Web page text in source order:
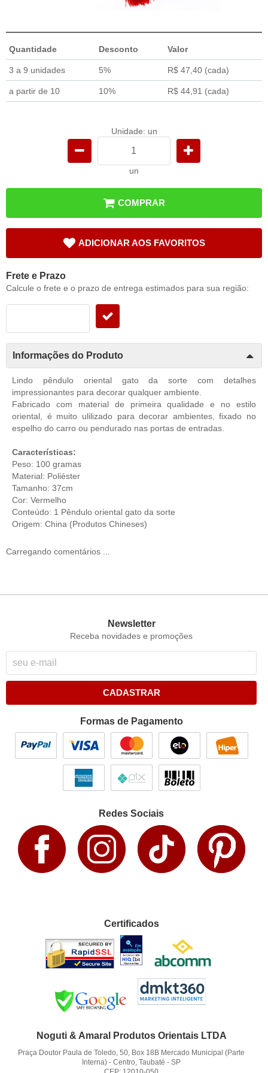
Quantidade Desconto Valor
3 a 9 unidades 5% R$ 47,40 (cada)
a partir de 10 10% R$ 44,91 (cada)
Unidade: un
un
COMPRAR
ADICIONAR AOS FAVORITOS
Frete e Prazo
Calcule o frete e o prazo de entrega estimados para sua região:
Informações do Produto
Lindo pêndulo oriental gato da sorte com detalhes
impressionantes para decorar qualquer ambiente.
Fabricado com material de primeira qualidade e no estilo
oriental, é muito ulilizado para decorar ambientes, fixado no
espelho do carro ou pendurado nas portas de entradas.
Características:
Peso: 100 gramas
Material: Poliéster
Tamanho: 37cm
Cor: Vermelho
Conteúdo: 1 Pêndulo oriental gato da sorte
Origem: China (Produtos Chineses)
Carregando comentários ...
Newsletter
Receba novidades e promoções
CADASTRAR
Formas de Pagamento
Redes Sociais
Certificados
Noguti & Amaral Produtos Orientais LTDA
Praça Doutor Paula de Toledo, 50, Box 18B Mercado Municipal (Parte
Interna) -Centro, Taubaté -SP